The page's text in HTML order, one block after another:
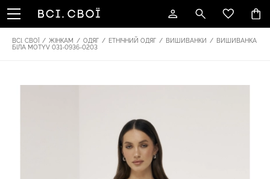
ВСІ. СВОЇ / ЖІНКАМ / ОДЯГ / ЕТНІЧНИЙ ОДЯГ / ВИШИВАНКИ / ВИШИВАНКА
БІЛА MOTYV 031-0936-0203